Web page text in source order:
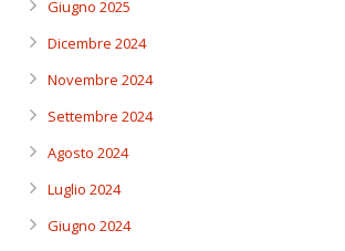
Giugno 2025
Dicembre 2024
Novembre 2024
Settembre 2024
Agosto 2024
Luglio 2024
Giugno 2024